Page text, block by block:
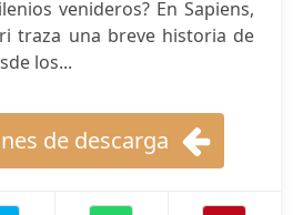
venideros? En Sapiens,
traza una breve historia de
los...
de descarga